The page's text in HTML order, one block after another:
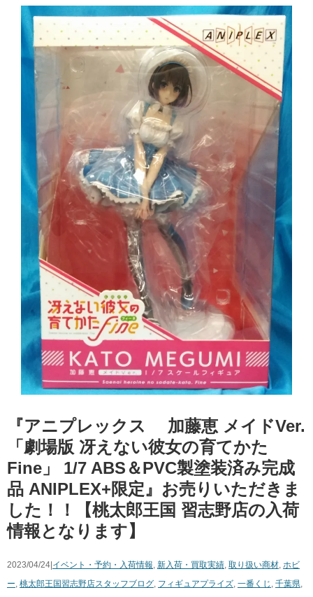
『アニプレックス ​加藤恵 ​メイドVer.
​「劇場版 ​冴えない彼女の育てかた ​
Fine」 ​1/7 ​ABS＆PVC製塗装済み完成
品 ​ANIPLEX+限定』お売りいただきま
した！！【桃太郎王国 習志野店の入荷
情報となります】
2023/04/24| イベント・予約・入荷情報, 新入荷・買取実績, 取り扱い商材, ホビ
ー, 桃太郎王国習志野店スタッフブログ, フィギュアプライズ, 一番くじ , 千葉県,